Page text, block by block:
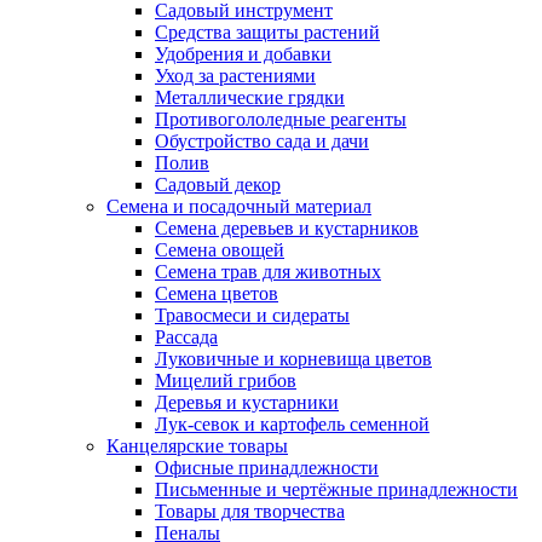
Садовый инструмент
Средства защиты растений
Удобрения и добавки
Уход за растениями
Металлические грядки
Противогололедные реагенты
Обустройство сада и дачи
Полив
Садовый декор
Семена и посадочный материал
Семена деревьев и кустарников
Семена овощей
Семена трав для животных
Семена цветов
Травосмеси и сидераты
Рассада
Луковичные и корневища цветов
Мицелий грибов
Деревья и кустарники
Лук-севок и картофель семенной
Канцелярские товары
Офисные принадлежности
Письменные и чертёжные принадлежности
Товары для творчества
Пеналы